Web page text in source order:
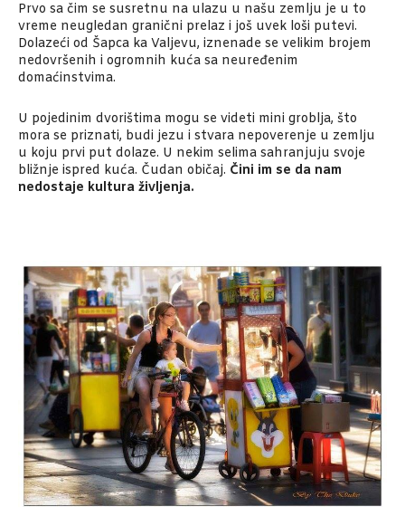
Prvo sa čim se susretnu na ulazu u našu zemlju je u to
vreme neugledan granični prelaz i još uvek loši putevi.
Dolazeći od Šapca ka Valjevu, iznenade se velikim brojem
nedovršenih i ogromnih kuća sa neuređenim
domaćinstvima.
U pojedinim dvorištima mogu se videti mini groblja, što
mora se priznati, budi jezu i stvara nepoverenje u zemlju
u koju prvi put dolaze. U nekim selima sahranjuju svoje
bližnje ispred kuća. Čudan običaj. Čini im se da nam
nedostaje kultura življenja.